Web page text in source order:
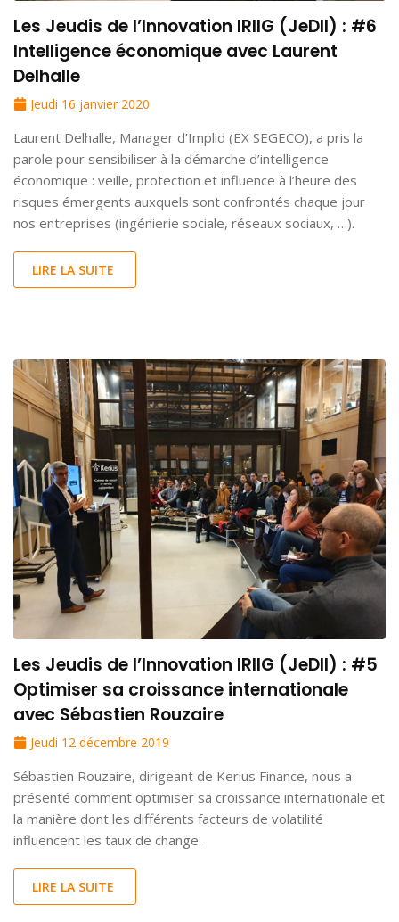
Les Jeudis de l’Innovation IRIIG (JeDII) : #6
Intelligence économique avec Laurent
Delhalle
Jeudi 16 janvier 2020
Laurent Delhalle, Manager d’Implid (EX SEGECO), a pris la
parole pour sensibiliser à la démarche d’intelligence
économique : veille, protection et influence à l’heure des
risques émergents auxquels sont confrontés chaque jour
nos entreprises (ingénierie sociale, réseaux sociaux, …).
LIRE LA SUITE
Les Jeudis de l’Innovation IRIIG (JeDII) : #5
Optimiser sa croissance internationale
avec Sébastien Rouzaire
Jeudi 12 décembre 2019
Sébastien Rouzaire, dirigeant de Kerius Finance, nous a
présenté comment optimiser sa croissance internationale et
la manière dont les différents facteurs de volatilité
influencent les taux de change.
LIRE LA SUITE